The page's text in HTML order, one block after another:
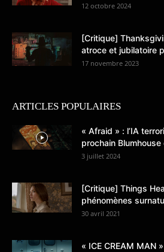
12 octobre 2024
[Critique]
atroce et jubilatoire
17 novembre 2023
ARTICLES POPULAIRES
« Afraid » : l’IA
prochain Blumhouse
3 juillet 2024
[Critique] Things
phénomènes
30 avril 2021
« ICE CREAM MAN